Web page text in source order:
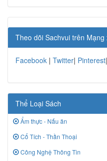
Theo dõi Sachvui trên Mạng
Facebook | Twitter| Pinterest|
Thể Loại Sách
Ẩm thực - Nấu ăn
Cổ Tích - Thần Thoại
Công Nghệ Thông Tin